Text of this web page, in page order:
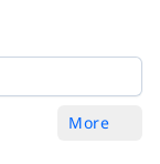
More